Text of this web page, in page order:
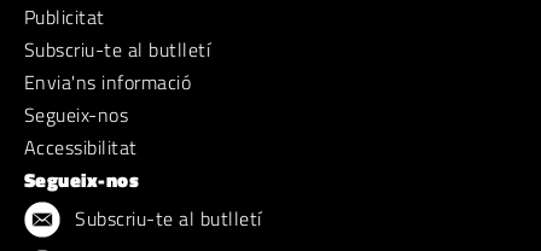
Publicitat
Subscriu-te al butlletí
Envia'ns informació
Segueix-nos
Accessibilitat
Segueix-nos
Subscriu-te al butlletí